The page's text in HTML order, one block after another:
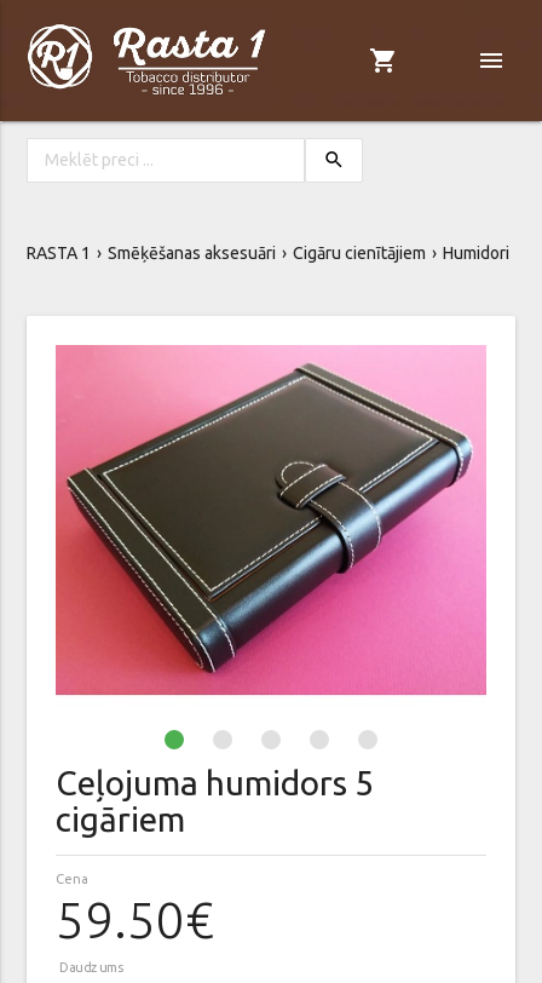
shopping_cart menu
search
RASTA 1 Smēķēšanas aksesuāri Cigāru cienītājiem Humidori
Ceļojuma humidors 5
cigāriem
Cena
59.50€
Daudzums